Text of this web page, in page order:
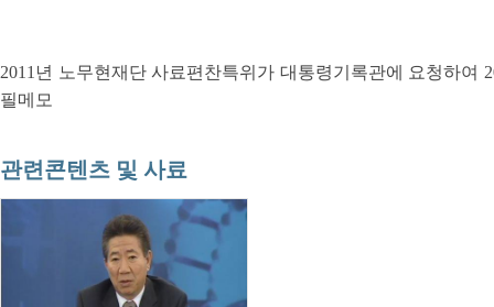
2011년 노무현재단 사료편찬특위가 대통령기록관에 요청하여
필메모
관련콘텐츠 및 사료